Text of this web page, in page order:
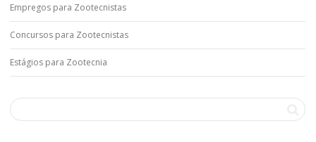
Empregos para Zootecnistas
Concursos para Zootecnistas
Estágios para Zootecnia